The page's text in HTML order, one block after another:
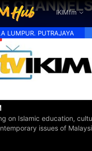
IKIMfm
LUMPUR. PUTRAJAYA
on Islamic education,
issues of